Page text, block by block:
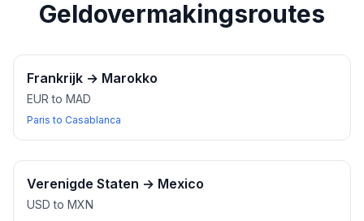
Geldovermakingsroutes
Frankrijk → Marokko
EUR to MAD
Paris to Casablanca
Verenigde Staten → Mexico
USD to MXN